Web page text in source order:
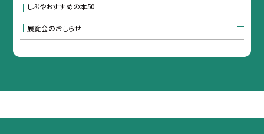
しぶやおすすめの本50
展覧会のおしらせ